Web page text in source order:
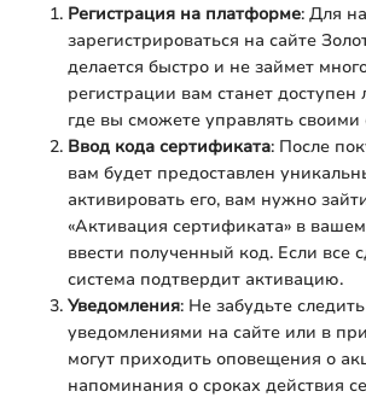
Регистрация на платформе: Для
зарегистрироваться на сайте
делается быстро и не займет
регистрации вам станет
где вы сможете управлять
Ввод кода сертификата: После
вам будет предоставлен
активировать его, вам нужно
«Активация сертификата» в
ввести полученный код. Если все
система подтвердит активацию.
Уведомления: Не забудьте
уведомлениями на сайте или в
могут приходить оповещения о
напоминания о сроках действия